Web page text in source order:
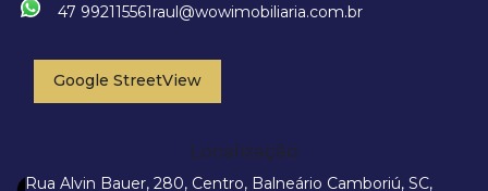
47 992115561raul@wowimobiliaria.com.br
Google StreetView
Localização
Rua Alvin Bauer, 280, Centro, Balneário Camboriú, SC,